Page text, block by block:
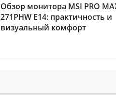
Обзор монитора MSI PRO
271PHW E14: практичность и
визуальный комфорт